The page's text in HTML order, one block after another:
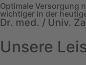
Optimale Versorgung
wichtiger in der
Dr. med. / Univ.
Unsere